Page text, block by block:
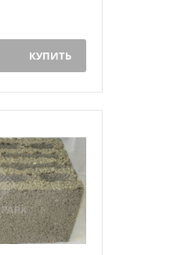
КУПИТЬ